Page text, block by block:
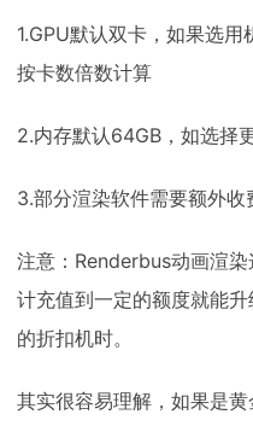
1.GPU默认双卡，如果选
按卡数倍数计算
2.内存默认64GB，如选择
3.部分渲染软件需要额外
注意：Renderbus动画渲
计充值到一定的额度就能
的折扣机时。
其实很容易理解，如果是